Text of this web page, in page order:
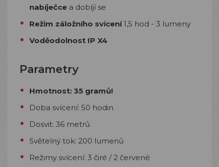
nabíječce a dobíjí se
Režim záložního svícení1,5 hod - 3 lumeny
Voděodolnost IP X4
Parametry
Hmotnost: 35 gramů!
Doba svícení: 50 hodin
Dosvit: 36 metrů
Světelný tok: 200 lumenů
Režimy svícení: 3 čiré / 2 červené